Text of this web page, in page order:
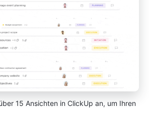
15 Ansichten in ClickUp an, um Ihren